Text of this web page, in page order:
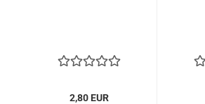
2,80 EUR